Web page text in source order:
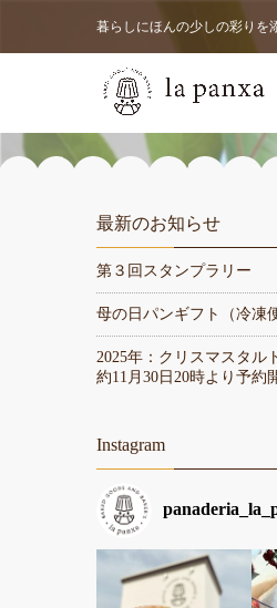
暮らしにほんの少しの彩りを
最新のお知らせ
第３回スタンプラリー
母の日パンギフト（冷凍
2025年：クリスマスタル
約11月30日20時より予約
Instagram